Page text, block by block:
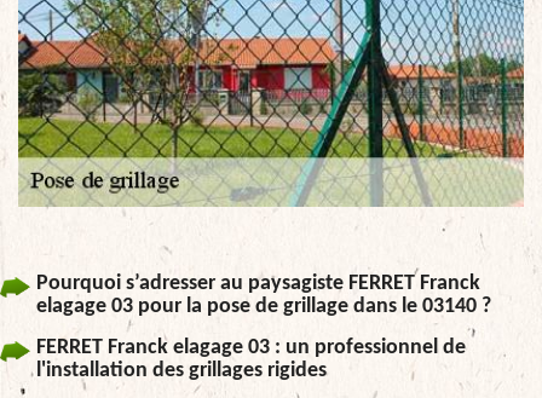
Pourquoi s’adresser au paysagiste FERRET Franck
elagage 03 pour la pose de grillage dans le 03140 ?
FERRET Franck elagage 03 : un professionnel de
l'installation des grillages rigides